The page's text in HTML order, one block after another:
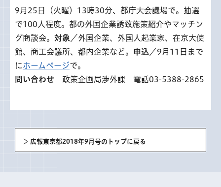
9月25日（火曜）13時30分、都庁大会議場で。抽選
で100人程度。都の外国企業誘致施策紹介やマッチン
グ商談会。 対象 ／外国企業、外国人起業家、在京大使
館、商工会議所、都内企業など。
申込 ／9月11日まで
に ホームページで。
問い合わせ 政策企画局渉外課 電話03-5388-2865
広報東京都2018年9月号のトップに戻る